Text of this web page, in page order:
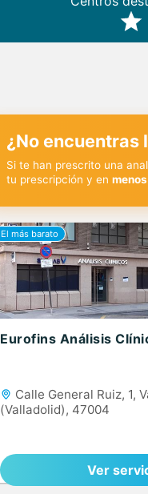
¿No encuentras
Si te han prescrito una
tu prescripción y en
Eurofins Análisis
Calle General Ruiz, 1,
(Valladolid), 47004
Ver